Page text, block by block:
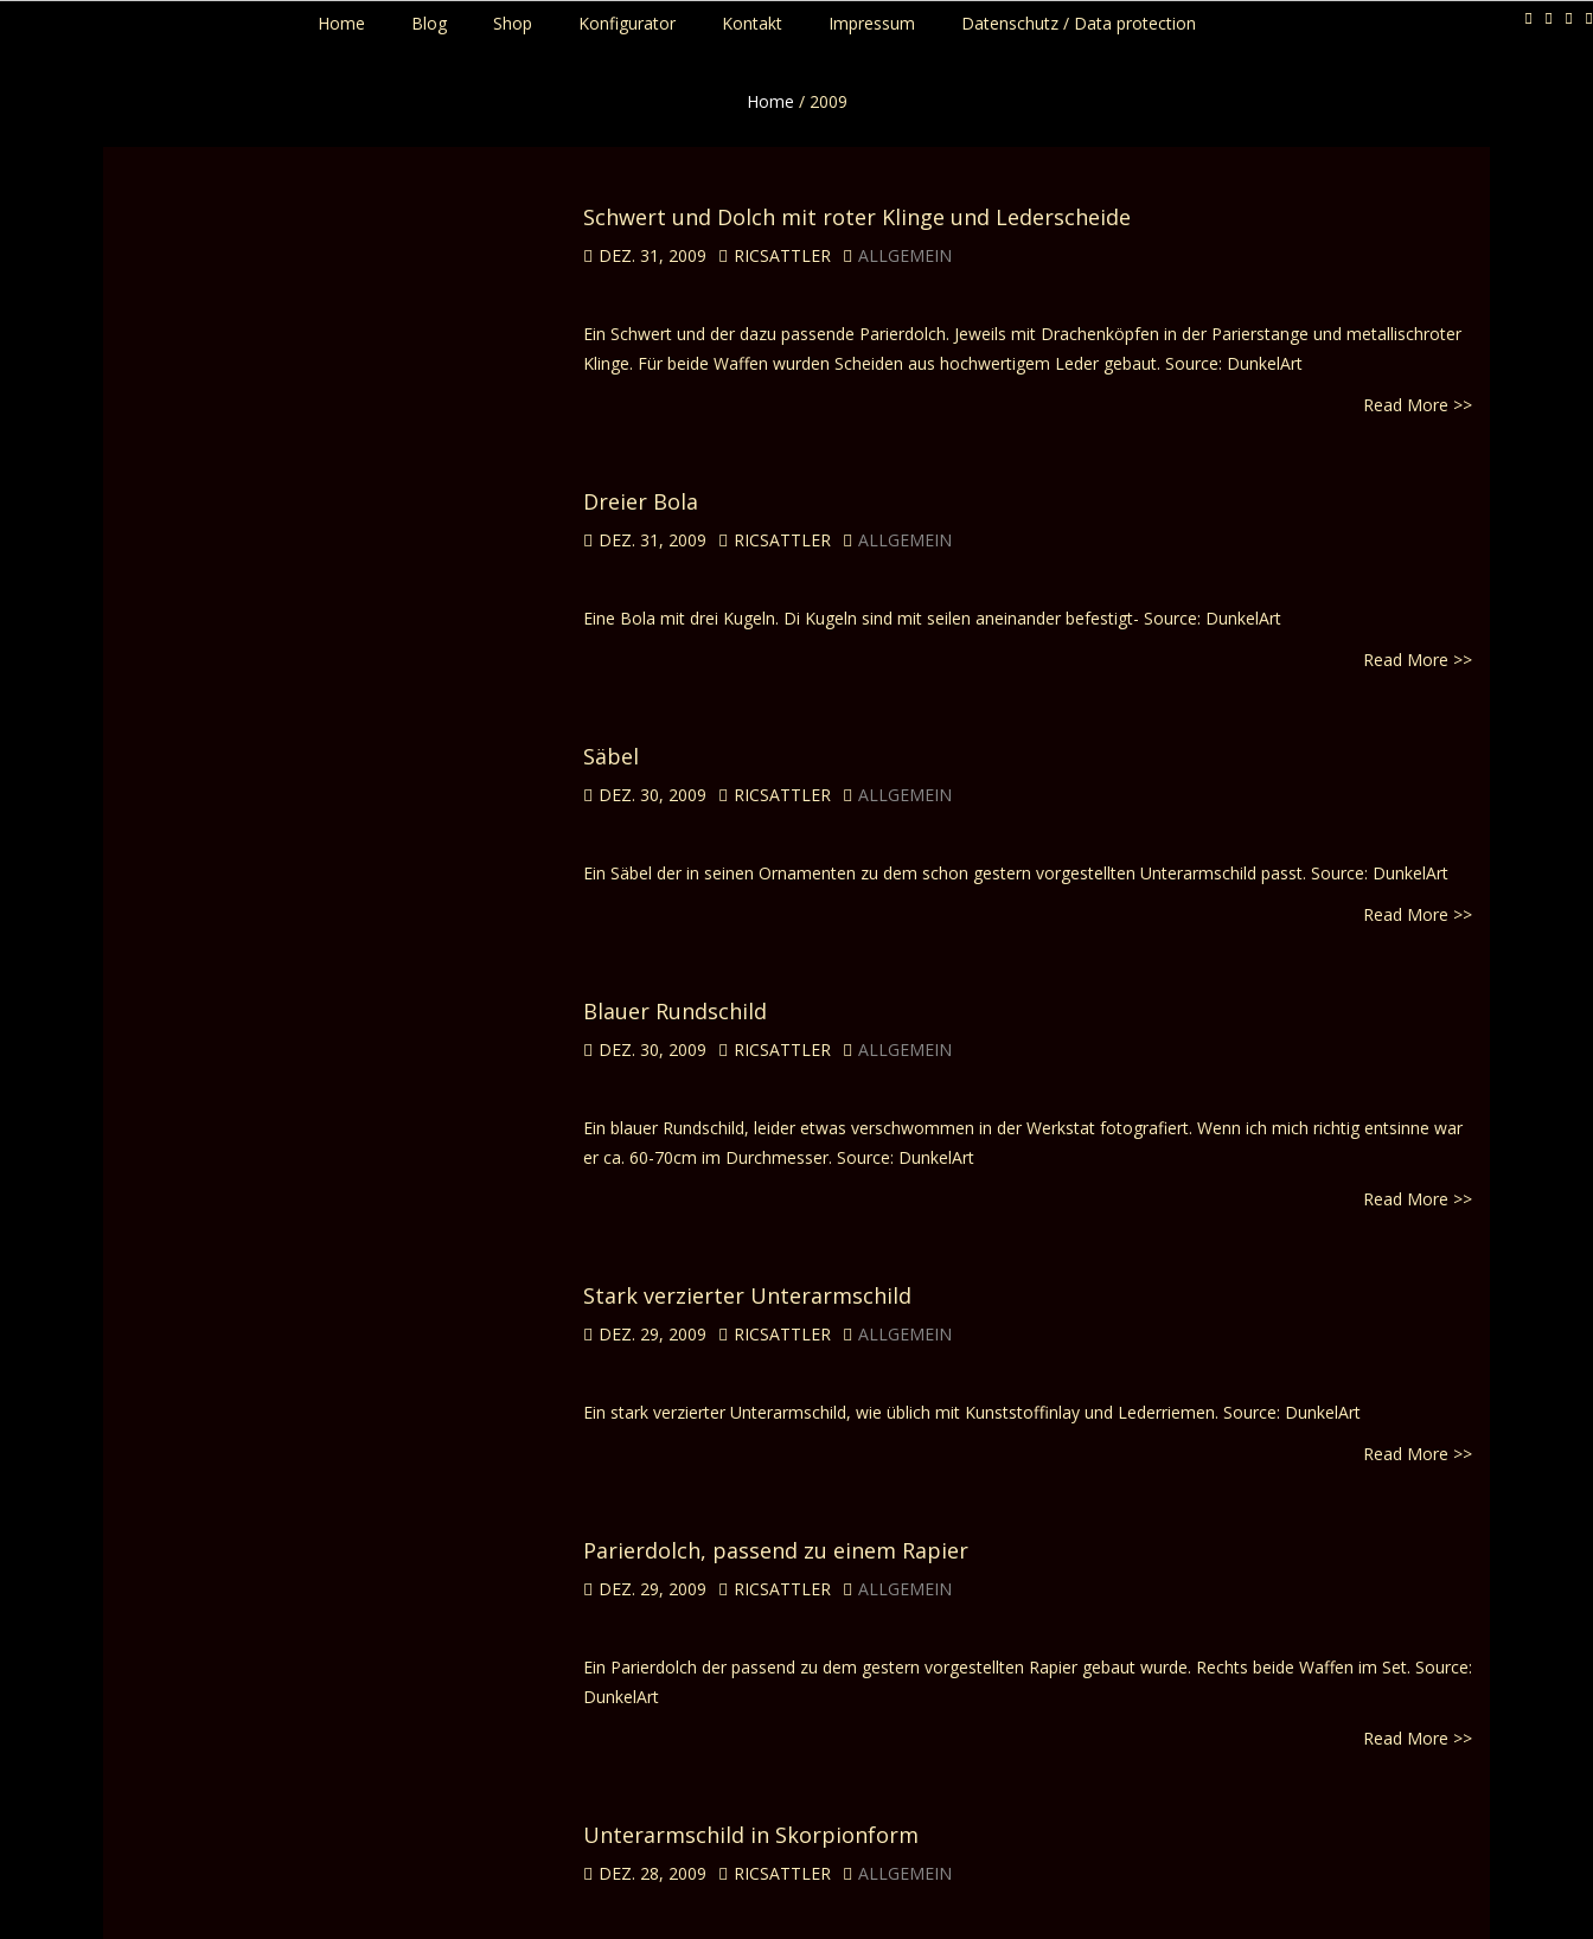
Home Blog Shop Konfigurator Kontakt Impressum Datenschutz / Data protection
Home / 2009
Schwert und Dolch mit roter Klinge und Lederscheide
DEZ. 31, 2009 RICSATTLER ALLGEMEIN
Ein Schwert und der dazu passende Parierdolch. Jeweils mit Drachenköpfen in der Parierstange und metallischroter
Klinge. Für beide Waffen wurden Scheiden aus hochwertigem Leder gebaut. Source: DunkelArt
Read More >>
Dreier Bola
DEZ. 31, 2009 RICSATTLER ALLGEMEIN
Eine Bola mit drei Kugeln. Di Kugeln sind mit seilen aneinander befestigt- Source: DunkelArt
Read More >>
Säbel
DEZ. 30, 2009 RICSATTLER ALLGEMEIN
Ein Säbel der in seinen Ornamenten zu dem schon gestern vorgestellten Unterarmschild passt. Source: DunkelArt
Read More >>
Blauer Rundschild
DEZ. 30, 2009 RICSATTLER ALLGEMEIN
Ein blauer Rundschild, leider etwas verschwommen in der Werkstat fotografiert. Wenn ich mich richtig entsinne war
er ca. 60-70cm im Durchmesser. Source: DunkelArt
Read More >>
Stark verzierter Unterarmschild
DEZ. 29, 2009 RICSATTLER ALLGEMEIN
Ein stark verzierter Unterarmschild, wie üblich mit Kunststoffinlay und Lederriemen. Source: DunkelArt
Read More >>
Parierdolch, passend zu einem Rapier
DEZ. 29, 2009 RICSATTLER ALLGEMEIN
Ein Parierdolch der passend zu dem gestern vorgestellten Rapier gebaut wurde. Rechts beide Waffen im Set. Source:
DunkelArt
Read More >>
Unterarmschild in Skorpionform
DEZ. 28, 2009 RICSATTLER ALLGEMEIN